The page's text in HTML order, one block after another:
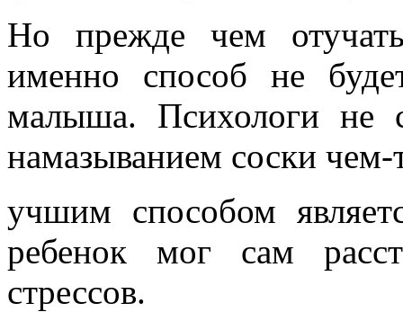
Но прежде чем
именно способ не
малыша. Психологи не
намазыванием соски
учшим способом
ребенок мог сам
стрессов.